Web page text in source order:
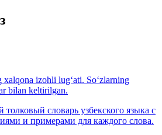
izohli lug‘ati. So‘zlarning
bilan keltirilgan.
словарь узбекского языка с
и примерами для каждого слова.